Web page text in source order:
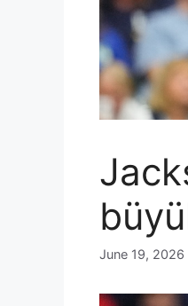
June 19, 2026